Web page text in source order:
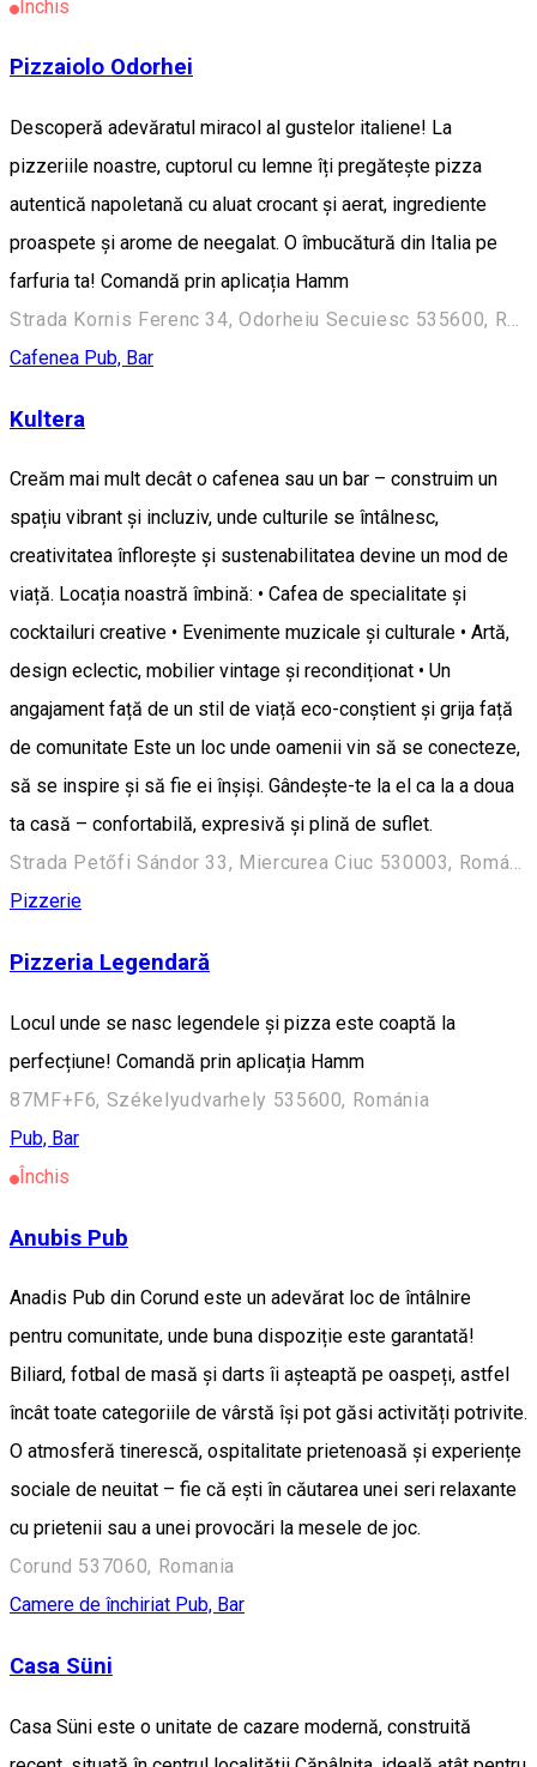
Închis
Pizzaiolo Odorhei
Descoperă adevăratul miracol al gustelor italiene! La
pizzeriile noastre, cuptorul cu lemne îți pregătește pizza
autentică napoletană cu aluat crocant și aerat, ingrediente
proaspete și arome de neegalat. O îmbucătură din Italia pe
farfuria ta! Comandă prin aplicația Hamm
Strada Kornis Ferenc 34, Odorheiu Secuiesc 535600, Romania
Cafenea Pub, Bar
Kultera
Creăm mai mult decât o cafenea sau un bar – construim un
spațiu vibrant și incluziv, unde culturile se întâlnesc,
creativitatea înflorește și sustenabilitatea devine un mod de
viață. Locația noastră îmbină: • Cafea de specialitate și
cocktailuri creative • Evenimente muzicale și culturale • Artă,
design eclectic, mobilier vintage și recondiționat • Un
angajament față de un stil de viață eco-conștient și grija față
de comunitate Este un loc unde oamenii vin să se conecteze,
să se inspire și să fie ei înșiși. Gândește-te la el ca la a doua
ta casă – confortabilă, expresivă și plină de suflet.
Strada Petőfi Sándor 33, Miercurea Ciuc 530003, Románia
Pizzerie
Pizzeria Legendară
Locul unde se nasc legendele și pizza este coaptă la
perfecțiune! Comandă prin aplicația Hamm
87MF+F6, Székelyudvarhely 535600, Románia
Pub, Bar
Închis
Anubis Pub
Anadis Pub din Corund este un adevărat loc de întâlnire
pentru comunitate, unde buna dispoziție este garantată!
Biliard, fotbal de masă și darts îi așteaptă pe oaspeți, astfel
încât toate categoriile de vârstă își pot găsi activități potrivite.
O atmosferă tinerescă, ospitalitate prietenoasă și experiențe
sociale de neuitat – fie că ești în căutarea unei seri relaxante
cu prietenii sau a unei provocări la mesele de joc.
Corund 537060, Romania
Camere de închiriat Pub, Bar
Casa Süni
Casa Süni este o unitate de cazare modernă, construită